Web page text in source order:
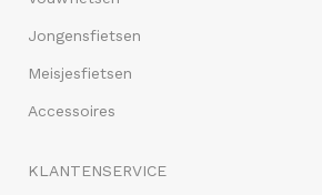
Jongensfietsen
Meisjesfietsen
Accessoires
KLANTENSERVICE